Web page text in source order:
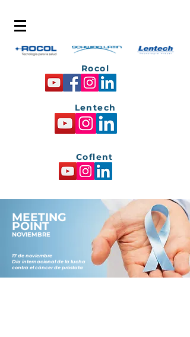
Rocol
Lentech
Coflent
MEETING
POINT
NOVIEMBRE
17 de noviembre
Día internacional de la lucha
contra el cáncer de próstata